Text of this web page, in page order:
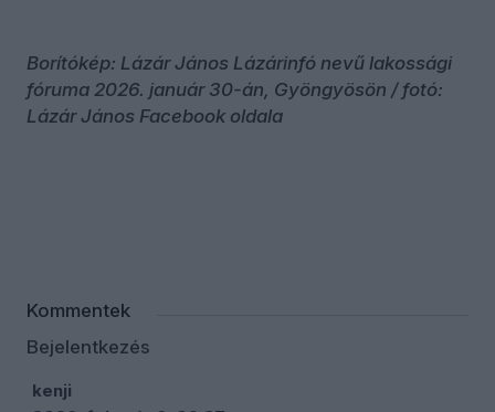
Borítókép: Lázár János Lázárinfó nevű lakossági
fóruma 2026. január 30-án, Gyöngyösön / fotó:
Lázár János Facebook oldala
Kommentek
Bejelentkezés
kenji